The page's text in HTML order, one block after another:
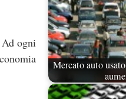
Ad ogni
Mercato auto